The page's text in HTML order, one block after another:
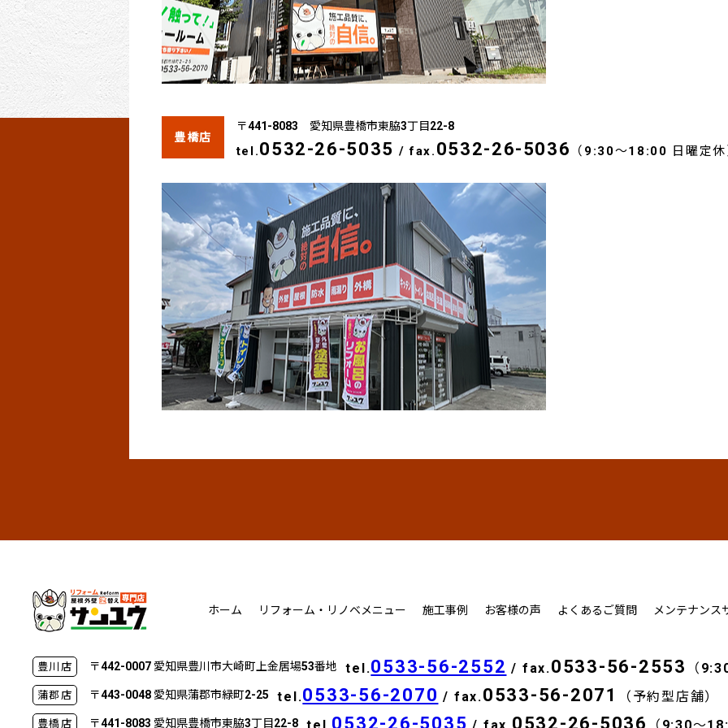
豊橋店
〒441-8083 愛知県豊橋市東脇3丁目22-8
tel.0532-26-5035 /fax. 0532-26-5036 （9:30～18:00 日曜定
ホーム リフォーム・リノベメニュー 施工事例 お客様の声 よくあるご質問 メンテナンス
豊川店 〒442-0007 愛知県豊川市大崎町上金居場53番地 tel.0533-56-2552 / fax. 0533-56-2553 （
蒲郡店 〒443-0048 愛知県蒲郡市緑町2-25 tel.0533-56-2070 / fax. 0533-56-2071 （予約型店舗）
豊橋店 〒441-8083 愛知県豊橋市東脇3丁目22-8 tel. 0532-26-5035 / fax. 0532-26-5036 （9:30～